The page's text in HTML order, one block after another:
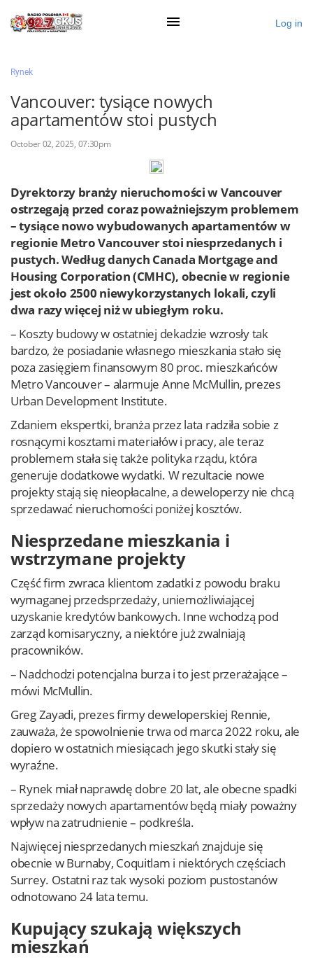
Ogłoś się
Działy
Zaloguj przez Clascal
×
Log in
Rynek
Vancouver: tysiące nowych
apartamentów stoi pustych
October 02, 2025, 07:30pm
Dyrektorzy branży nieruchomości w Vancouver
ostrzegają przed coraz poważniejszym problemem
– tysiące nowo wybudowanych apartamentów w
regionie Metro Vancouver stoi niesprzedanych i
pustych. Według danych Canada Mortgage and
Housing Corporation (CMHC), obecnie w regionie
jest około 2500 niewykorzystanych lokali, czyli
dwa razy więcej niż w ubiegłym roku.
– Koszty budowy w ostatniej dekadzie wzrosły tak
bardzo, że posiadanie własnego mieszkania stało się
poza zasięgiem finansowym 80 proc. mieszkańców
Metro Vancouver – alarmuje Anne McMullin, prezes
Urban Development Institute.
Zdaniem ekspertki, branża przez lata radziła sobie z
rosnącymi kosztami materiałów i pracy, ale teraz
problemem stała się także polityka rządu, która
generuje dodatkowe wydatki. W rezultacie nowe
projekty stają się nieopłacalne, a deweloperzy nie chcą
sprzedawać nieruchomości poniżej kosztów.
Niesprzedane mieszkania i
wstrzymane projekty
Część firm zwraca klientom zadatki z powodu braku
wymaganej przedsprzedaży, uniemożliwiającej
uzyskanie kredytów bankowych. Inne wchodzą pod
zarząd komisaryczny, a niektóre już zwalniają
pracowników.
– Nadchodzi potencjalna burza i to jest przerażające –
mówi McMullin.
Greg Zayadi, prezes firmy deweloperskiej Rennie,
zauważa, że spowolnienie trwa od marca 2022 roku, ale
dopiero w ostatnich miesiącach jego skutki stały się
wyraźne.
– Rynek miał naprawdę dobre 20 lat, ale obecne spadki
sprzedaży nowych apartamentów będą miały poważny
wpływ na zatrudnienie – podkreśla.
Najwięcej niesprzedanych mieszkań znajduje się
obecnie w Burnaby, Coquitlam i niektórych częściach
Surrey. Ostatni raz tak wysoki poziom pustostanów
odnotowano 24 lata temu.
Kupujący szukają większych
mieszkań